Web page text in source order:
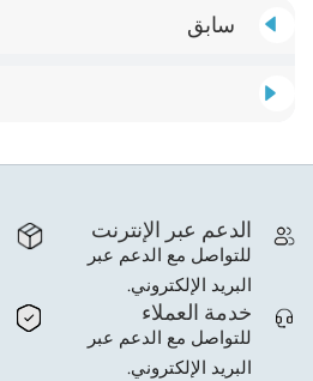
سابق
الدعم عبر الإنترنت
للتواصل مع الدعم عبر
البريد الإلكتروني.
خدمة العملاء
للتواصل مع الدعم عبر
البريد الإلكتروني.